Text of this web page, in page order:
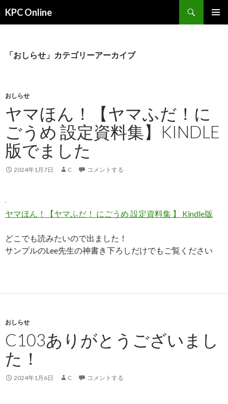
KPC Online
索
ン
キ
ッ
プ
「おしらせ」カテゴリーアーカイブ
おしらせ
ヤマほん！【ヤマふだ！に
ごうめ 設定資料集】KINDLE
版でました
2024年1月7日 C コメントする
ヤマほん！【ヤマふだ！ にごうめ 設定資料集 】 Kindle版
どこでも読みたいので出ました！
サンプルのLee先生の神書き下ろしだけでもご覧ください
おしらせ
C103ありがとうございまし
た！
2024年1月6日 C コメントする